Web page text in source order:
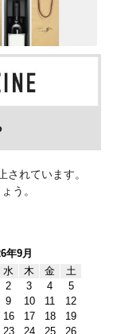
れています。
う。
年9月
水 木 金
土
2 3 4
5
9 10 11
12
16 17 18
19